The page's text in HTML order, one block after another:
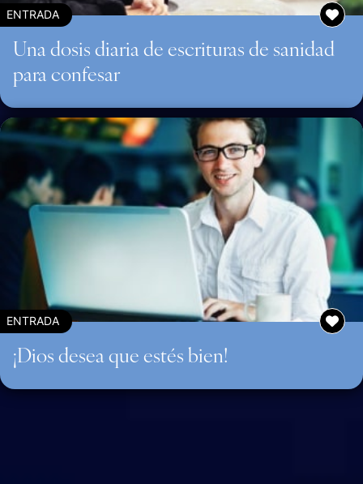
ENTRADA
Una dosis diaria de escrituras de sanidad
para confesar
ENTRADA
¡Dios desea que estés bien!